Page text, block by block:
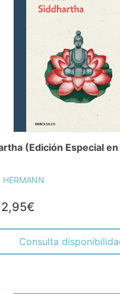
(Edición Especial en
HERMANN
Consulta